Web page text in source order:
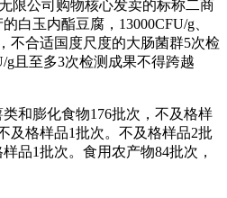
公司购物核心发卖的标称二商
白玉内酯豆腐，13000CFU/g、
不合适国度尺度的大肠菌群5次检
g且至多3次检测成果不得跨越
膨化食物176批次，不及格样
及格样品1批次。不及格样品2批
品1批次。食用农产物84批次，